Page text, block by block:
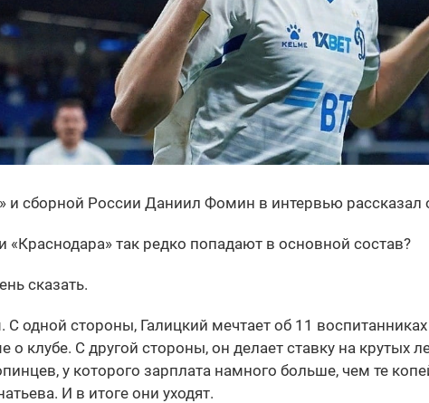
сборной России Даниил Фомин в интервью рассказал
так редко попадают в основной состав?
сказать.
одной стороны, Галицкий мечтает об 11 воспитанниках
о клубе. С другой стороны, он делает ставку на крутых
у которого зарплата намного больше, чем те
И в итоге они уходят.